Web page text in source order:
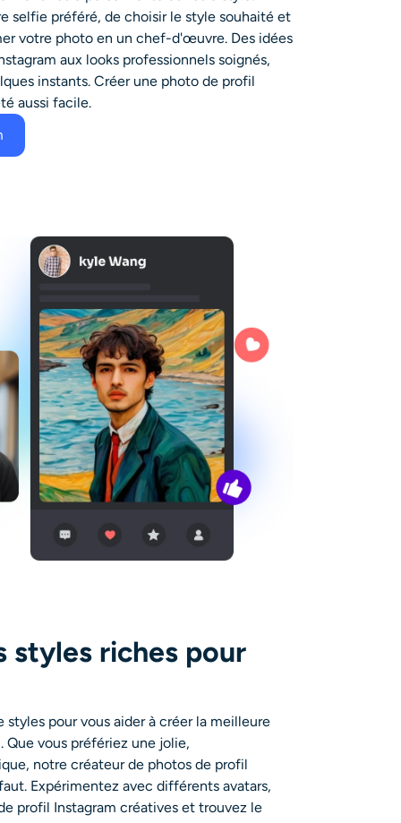
selfie préféré, de choisir le style souhaité et
votre photo en un chef-d'œuvre. Des idées
aux looks professionnels soignés,
instants. Créer une photo de profil
aussi facile.
styles riches pour
styles pour vous aider à créer la meilleure
vous préfériez une jolie,
notre créateur de photos de profil
Expérimentez avec différents avatars,
profil Instagram créatives et trouvez le